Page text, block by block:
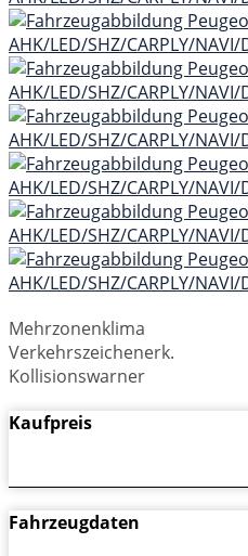
Mehrzonenklima
Verkehrszeichenerk.
Kollisionswarner
Kaufpreis
Fahrzeugdaten